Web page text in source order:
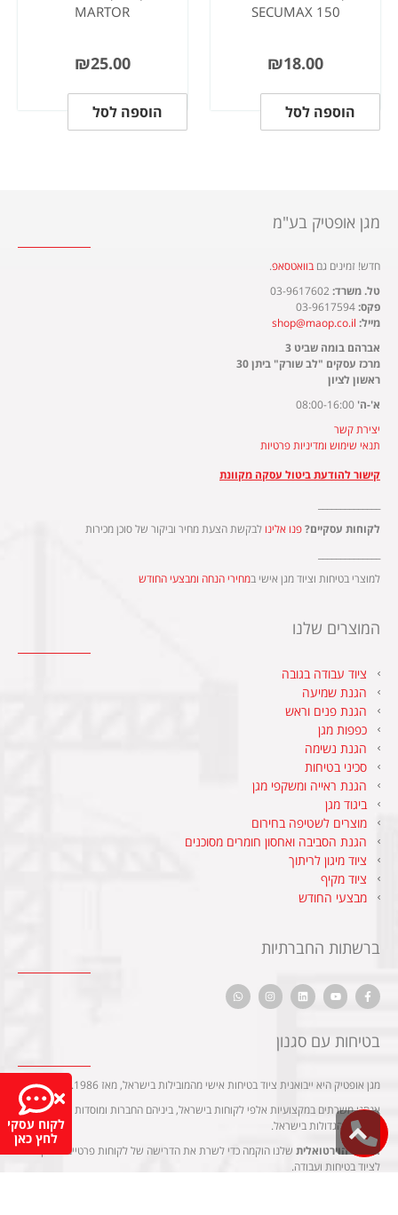
SECUMAX 150
₪18.00
הוספה לסל
MARTOR
₪25.00
הוספה לסל
מגן אופטיק בע"מ
חדש! זמינים גם בוואטסאפ.​
טל. משרד:03-9617602
פקס:
מייל: shop@maop.co.il
אברהם בומה שביט 3
מרכז עסקים "לב שורק" ביתן 30
ראשון לציון
א'-ה' 08:00-16:00
יצירת קשר
תנאי שימוש ומדיניות פרטיות
קישור להודעת ביטול עסקה מקוונת
לקוחות עסקיים?פנו אלינו לבקשת הצעת מחיר וביקור של סוכן מכירות
למוצרי בטיחות וציוד מגן אישי במחירי הנחה ומבצעי החודש
המוצרים שלנו
ציוד עבודה בגובה
הגנת שמיעה
הגנת פנים וראש
כפפות מגן
הגנת נשימה
סכיני בטיחות
הגנת ראייה ומשקפי מגן
ביגוד מגן
מוצרים לשטיפה בחירום
הגנת הסביבה ואחסון חומרים מסוכנים
ציוד מיגון לריתוך
ציוד מקיף
מבצעי החודש
ברשתות החברתיות
בטיחות עם סגנון
מגן אופטיק היא ייבואנית ציוד בטיחות אישי מהמובילות בישראל, מאז 1986.
אנחנו משרתים במקצועיות אלפי לקוחות בישראל, ביניהם החברות ומוסדות התעשייה
והביטחון הגדולות בישראל.
החנות הוירטואלית שלנו הוקמה כדי לשרת את הדרישה של לקוחות פרטיים בשוק
לציוד בטיחות ועבודה.
לקוח עסקי
לחץ כאן
גלילה
לראש
העמוד